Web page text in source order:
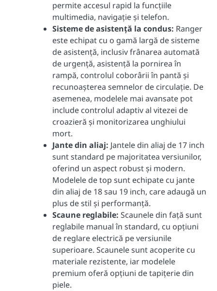
permite accesul rapid la funcțiile
multimedia, navigație și telefon.
Sisteme de asistență la condus: Ranger
este echipat cu o gamă largă de sisteme
de asistență, inclusiv frânarea automată
de urgență, asistență la pornirea în
rampă, controlul coborârii în pantă și
recunoașterea semnelor de circulație. De
asemenea, modelele mai avansate pot
include controlul adaptiv al vitezei de
croazieră și monitorizarea unghiului
mort.
Jante din aliaj: Jantele din aliaj de 17 inch
sunt standard pe majoritatea versiunilor,
oferind un aspect robust și modern.
Modelele de top sunt echipate cu jante
din aliaj de 18 sau 19 inch, care adaugă un
plus de stil și performanță.
Scaune reglabile: Scaunele din față sunt
reglabile manual în standard, cu opțiuni
de reglare electrică pe versiunile
superioare. Scaunele sunt acoperite cu
materiale rezistente, iar modelele
premium oferă opțiuni de tapițerie din
piele.